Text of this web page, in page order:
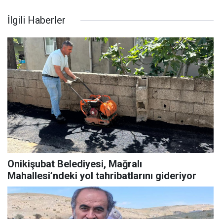
İlgili Haberler
Onikişubat Belediyesi, Mağralı
Mahallesi’ndeki yol tahribatlarını gideriyor